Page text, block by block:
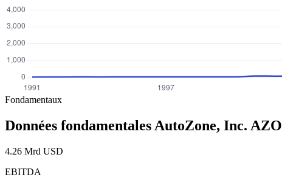
Fondamentaux
Données fondamentales AutoZone, Inc. AZO
4.26 Mrd USD
EBITDA